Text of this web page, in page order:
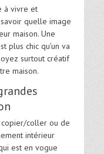
à vivre et
quelle image
maison. Une
plus chic qu’un va
surtout créatif
maison.
copier/coller ou de
intérieur
est en vogue